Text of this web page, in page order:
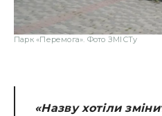
Парк «Перемога». Фото ЗМІСТу
«Назву хотіли